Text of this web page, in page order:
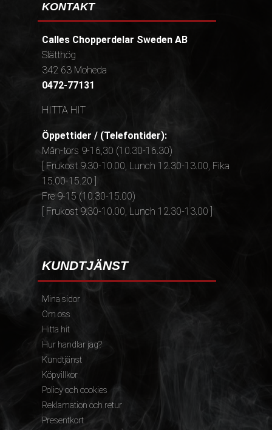
KONTAKT
Calles Chopperdelar Sweden AB
Slätthög
342 63 Moheda
0472-77131
HITTA HIT
Öppettider / (Telefontider):
Mån-tors 9-16,30 (10.30-16.30)
[ Frukost 9.30-10.00, Lunch 12.30-13.00, Fika
15.00-15.20 ]
Fre 9-15 (10.30-15.00)
[ Frukost 9.30-10.00, Lunch 12.30-13.00 ]
KUNDTJÄNST
Mina sidor
Om oss
Hitta hit
Hur handlar jag?
Kundtjänst
Köpvillkor
Policy och cookies
Reklamation och retur
Presentkort